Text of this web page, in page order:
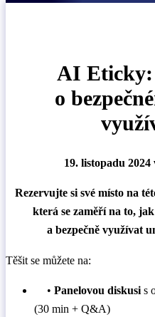
AI Eticky:
o
19. listopadu
Rezervujte si své místo na
která se zaměří na to,
a bezpečně využívat
Těšit se můžete na:
•Panelovou diskusis
(30 min + Q&A)